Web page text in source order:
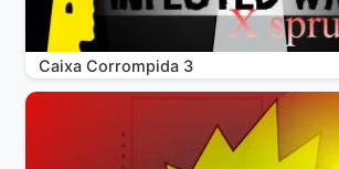
Caixa Corrompida 3